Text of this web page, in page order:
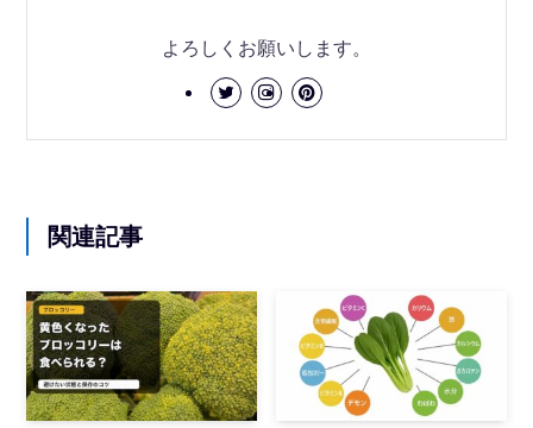
よろしくお願いします。
関連記事